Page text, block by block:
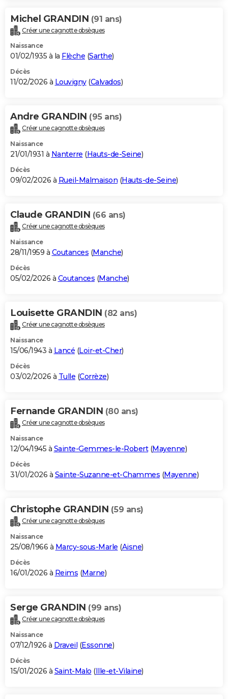
Michel GRANDIN (91 ans)
Créer une cagnotte obsèques
Naissance
01/02/1935 à la Flèche (Sarthe)
Décès
11/02/2026 à Louvigny(Calvados)
Andre GRANDIN (95 ans)
Créer une cagnotte obsèques
Naissance
21/01/1931 à Nanterre (Hauts-de-Seine)
Décès
09/02/2026 à Rueil-Malmaison (Hauts-de-Seine)
Claude GRANDIN (66 ans)
Créer une cagnotte obsèques
Naissance
28/11/1959 à Coutances (Manche)
Décès
05/02/2026 à Coutances (Manche)
Louisette GRANDIN (82 ans)
Créer une cagnotte obsèques
Naissance
15/06/1943 à Lancé (Loir-et-Cher)
Décès
03/02/2026 à Tulle (Corrèze)
Fernande GRANDIN (80 ans)
Créer une cagnotte obsèques
Naissance
12/04/1945 à Sainte-Gemmes-le-Robert(Mayenne)
Décès
31/01/2026 à Sainte-Suzanne-et-Chammes (Mayenne)
Christophe GRANDIN (59 ans)
Créer une cagnotte obsèques
Naissance
25/08/1966 à Marcy-sous-Marle (Aisne)
Décès
16/01/2026 à Reims (Marne)
Serge GRANDIN (99 ans)
Créer une cagnotte obsèques
Naissance
07/12/1926 à Draveil (Essonne)
Décès
15/01/2026 à Saint-Malo (Ille-et-Vilaine)